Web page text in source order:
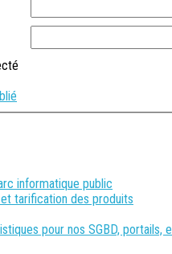
informatique public
et tarification des produits
pour nos SGBD, portails,